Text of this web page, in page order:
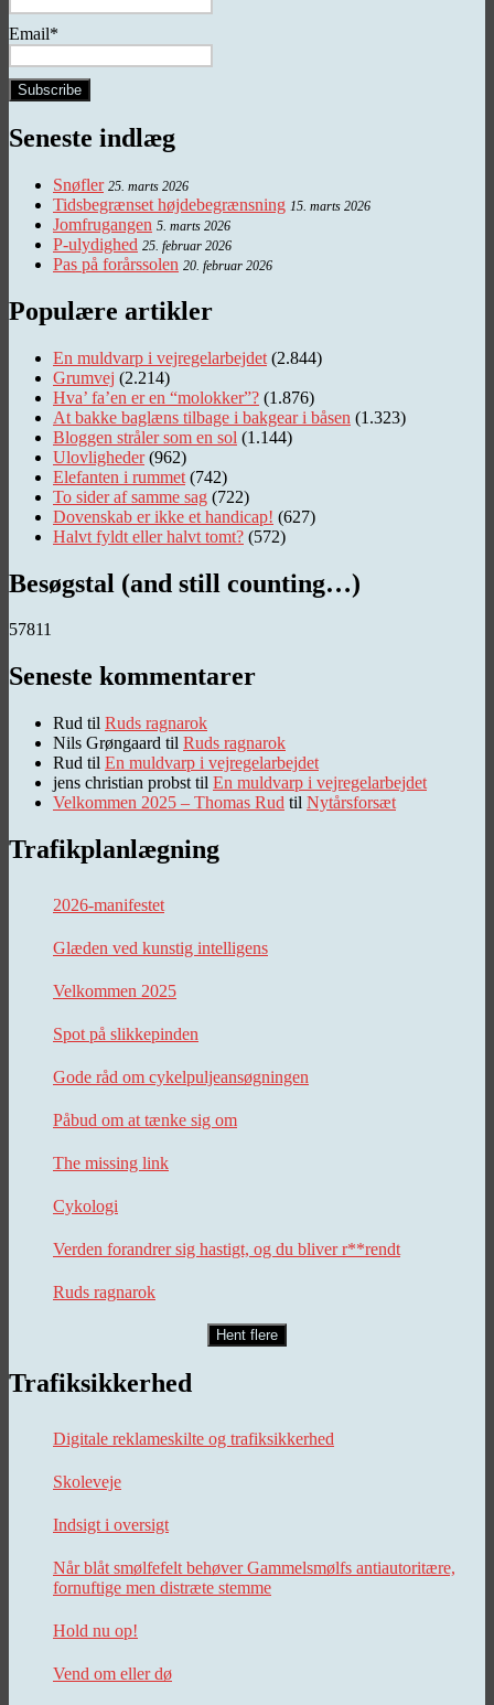
Email*
Seneste indlæg
Snøfler 25. marts 2026
Tidsbegrænset højdebegrænsning 15. marts 2026
Jomfrugangen 5. marts 2026
P-ulydighed 25. februar 2026
Pas på forårssolen 20. februar 2026
Populære artikler
En muldvarp i vejregelarbejdet (2.844)
Grumvej (2.214)
Hva’ fa’en er en “molokker”? (1.876)
At bakke baglæns tilbage i bakgear i båsen (1.323)
Bloggen stråler som en sol (1.144)
Ulovligheder (962)
Elefanten i rummet (742)
To sider af samme sag (722)
Dovenskab er ikke et handicap! (627)
Halvt fyldt eller halvt tomt? (572)
Besøgstal (and still counting…)
57811
Seneste kommentarer
Rud til Ruds ragnarok
Nils Grøngaard til Ruds ragnarok
Rud til En muldvarp i vejregelarbejdet
jens christian probst til En muldvarp i vejregelarbejdet
Velkommen 2025 – Thomas Rud til Nytårsforsæt
Trafikplanlægning
2026-manifestet
Glæden ved kunstig intelligens
Velkommen 2025
Spot på slikkepinden
Gode råd om cykelpuljeansøgningen
Påbud om at tænke sig om
The missing link
Cykologi
Verden forandrer sig hastigt, og du bliver r**rendt
Ruds ragnarok
Hent flere
Trafiksikkerhed
Digitale reklameskilte og trafiksikkerhed
Skoleveje
Indsigt i oversigt
Når blåt smølfefelt behøver Gammelsmølfs antiautoritære,
fornuftige men distræte stemme
Hold nu op!
Vend om eller dø